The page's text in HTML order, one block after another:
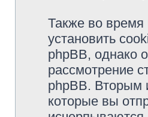
Также во
установить
phpBB, однако
рассмотрение
phpBB. Вторым
которые вы